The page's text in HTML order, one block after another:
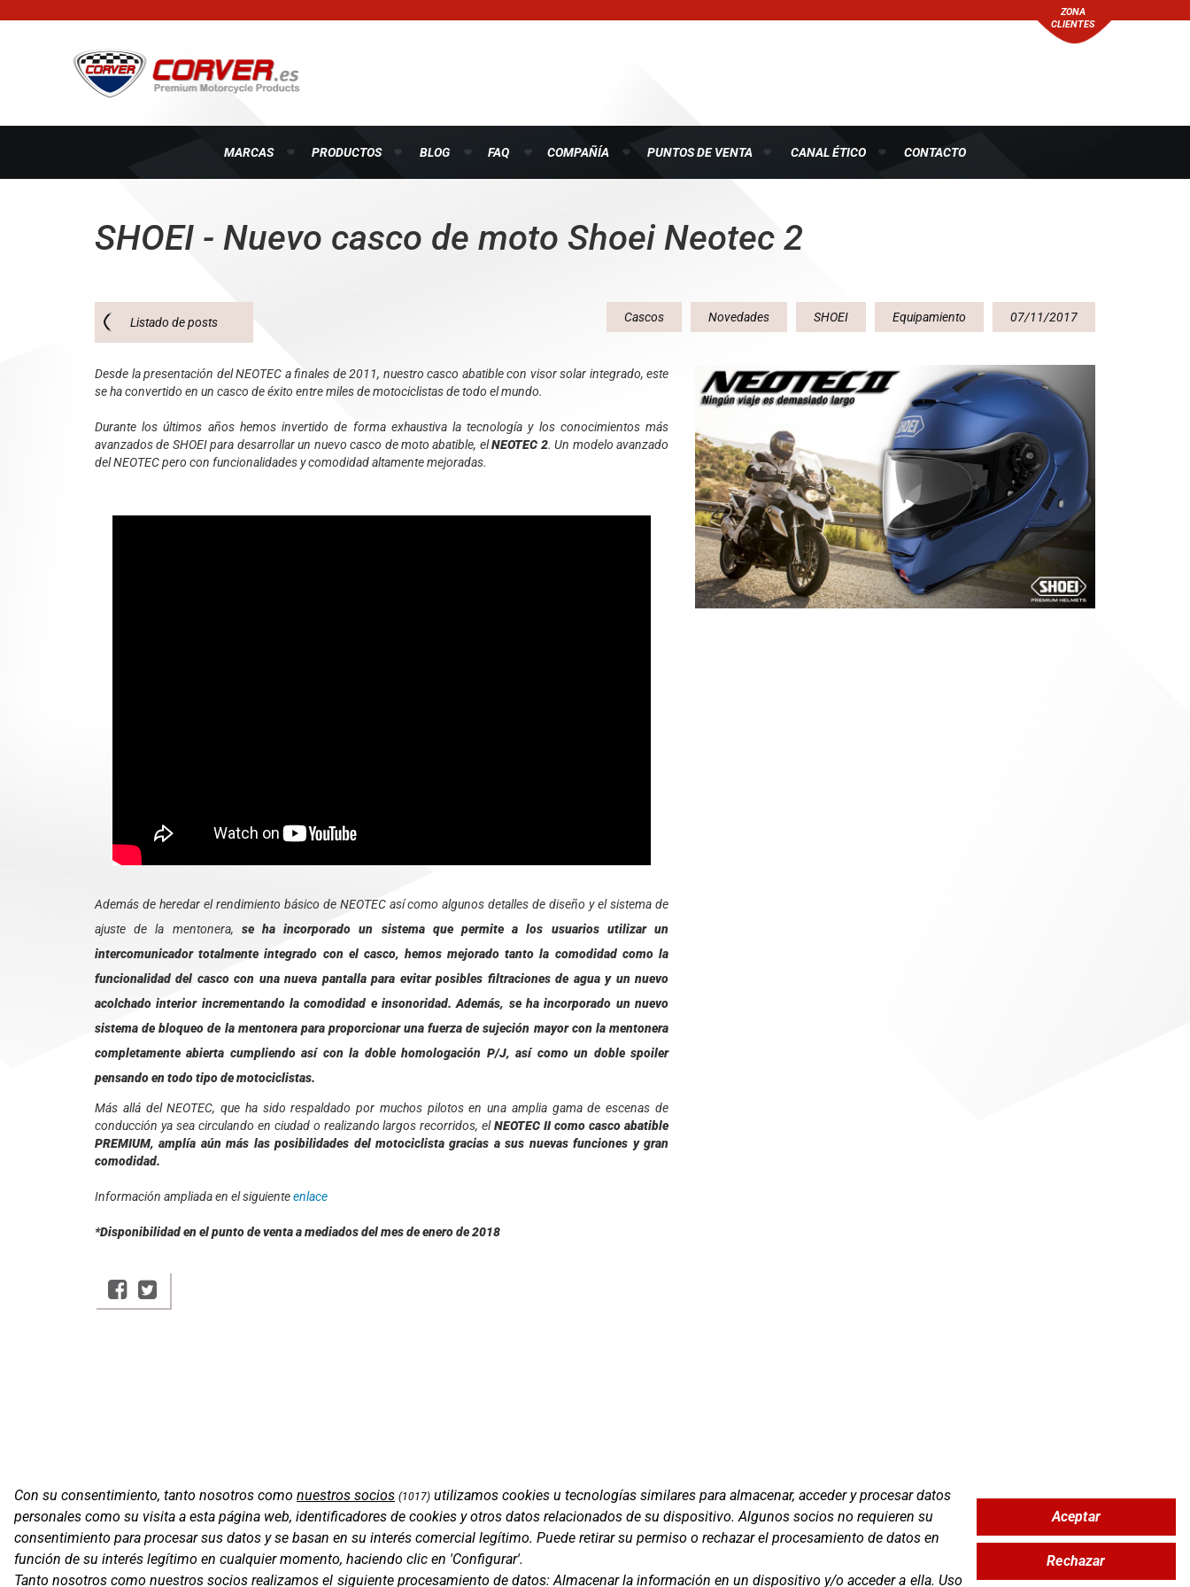
ZONA
CLIENTES
MARCAS PRODUCTOS BLOG FAQ COMPAÑÍA PUNTOS DE VENTA CANAL ÉTICO CONTACTO
SHOEI - Nuevo casco de moto Shoei Neotec 2
Listado de posts Cascos Novedades SHOEI Equipamiento 07/11/2017
Desde la presentación del NEOTEC a finales de 2011, nuestro casco abatible con visor solar integrado, este
se ha convertido en un casco de éxito entre miles de motociclistas de todo el mundo.
Durante los últimos años hemos invertido de forma exhaustiva la tecnología y los conocimientos más
avanzados de SHOEI para desarrollar un nuevo casco de moto abatible, elNEOTEC 2. Un modelo avanzado
del NEOTEC pero con funcionalidades y comodidad altamente mejoradas.
Además de heredar el rendimiento básico de NEOTEC así como algunos detalles de diseño y el sistema de
ajuste de la mentonera, se ha incorporado un sistema que permite a los usuarios utilizar un
intercomunicador totalmente integrado con el casco, hemos mejorado tanto la comodidad como la
funcionalidad del casco con una nueva pantalla para evitar posibles filtraciones de agua y un nuevo
acolchado interior incrementando la comodidad e insonoridad. Además, se ha incorporado un nuevo
sistema de bloqueo de la mentonera para proporcionar una fuerza de sujeción mayor con la mentonera
completamente abierta cumpliendo así con la doble homologación P/J, así como un doble spoiler
pensando en todo tipo de motociclistas.
Más allá del NEOTEC, que ha sido respaldado por muchos pilotos en una amplia gama de escenas de
conducción ya sea circulando en ciudad o realizando largos recorridos, elNEOTEC II como casco abatible
PREMIUM, amplía aún más las posibilidades del motociclista gracias a sus nuevas funciones y gran
comodidad.
Información ampliada en el siguienteenlace
*Disponibilidad en el punto de venta a mediados del mes de enero de 2018
C/ Coneixement 5, 08850
Gavà (Barcelona)
Productos
Zona Clientes
Con su consentimiento, tanto nosotros como nuestros socios (1017) utilizamos cookies u tecnologías similares para almacenar, acceder y procesar datos
personales como su visita a esta página web, identificadores de cookies y otros datos relacionados de su dispositivo. Algunos socios no requieren su
consentimiento para procesar sus datos y se basan en su interés comercial legítimo. Puede retirar su permiso o rechazar el procesamiento de datos en
función de su interés legítimo en cualquier momento, haciendo clic en 'Configurar'.
Tanto nosotros como nuestros socios realizamos el siguiente procesamiento de datos:Almacenar la información en un dispositivo y/o acceder a ella. Uso
Rechazar
Aceptar